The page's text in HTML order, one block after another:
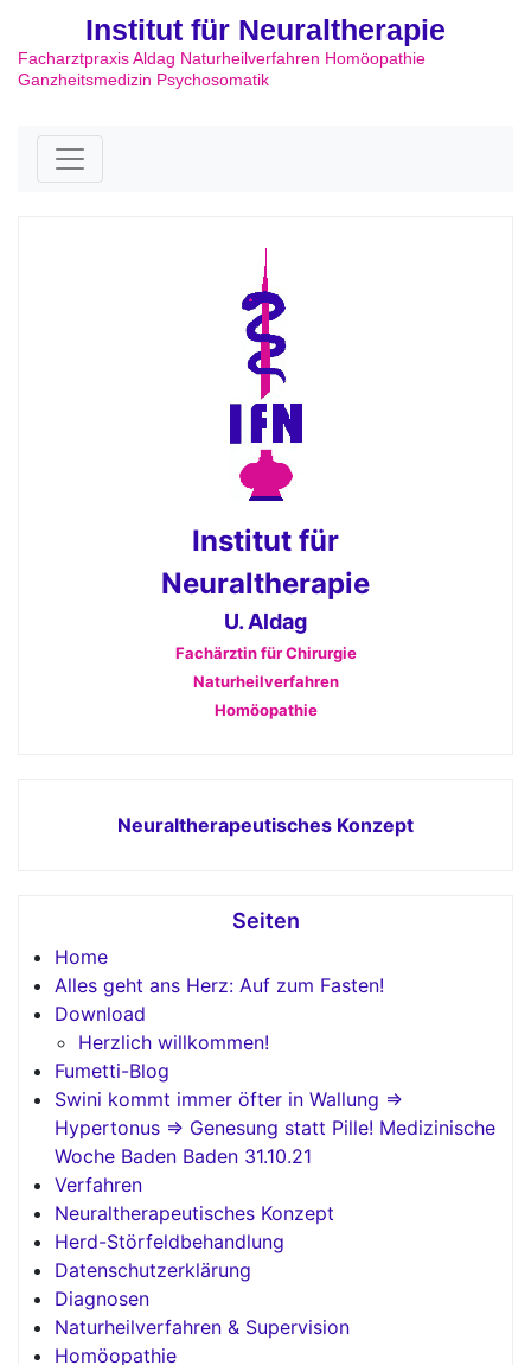
Institut für Neuraltherapie
Facharztpraxis Aldag Naturheilverfahren Homöopathie
Ganzheitsmedizin Psychosomatik
Institut für
Neuraltherapie
U. Aldag
Fachärztin für Chirurgie
Naturheilverfahren
Homöopathie
Neuraltherapeutisches Konzept
Seiten
Home
Alles geht ans Herz: Auf zum Fasten!
Download
Herzlich willkommen!
Fumetti-Blog
Swini kommt immer öfter in Wallung =>
Hypertonus => Genesung statt Pille! Medizinische
Woche Baden Baden 31.10.21
Verfahren
Neuraltherapeutisches Konzept
Herd-Störfeldbehandlung
Datenschutzerklärung
Diagnosen
Naturheilverfahren & Supervision
Homöopathie